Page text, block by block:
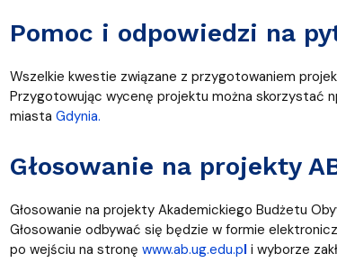
Pomoc i odpowiedzi na
Wszelkie kwestie związane z przygotowaniem
Przygotowując wycenę projektu można skorzystać
miasta Gdynia.
Głosowanie na projekty
Głosowanie na projekty Akademickiego Budżetu
Głosowanie odbywać się będzie w formie
po wejściu na stronę www.ab.ug.edu.pl i wyborze